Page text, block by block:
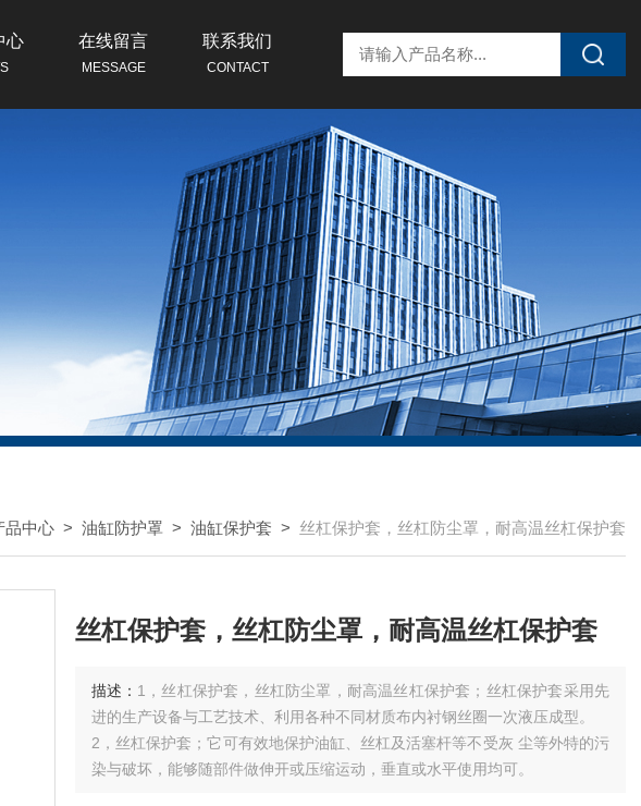
心 在线留言
MESSAGE
联系我们
CONTACT
品中心 > 油缸防护罩 > 油缸保护套 > 丝杠保护套，丝杠防尘罩，耐高温丝杠保护套
丝杠保护套，丝杠防尘罩，耐高温丝杠保护套
描述： 1，丝杠保护套，丝杠防尘罩，耐高温丝杠保护套；丝杠保护套采用先
进的生产设备与工艺技术、利用各种不同材质布内衬钢丝圈一次液压成型。
2，丝杠保护套；它可有效地保护油缸、丝杠及活塞杆等不受灰 尘等外特的污
染与破坏，能够随部件做伸开或压缩运动，垂直或水平使用均可。